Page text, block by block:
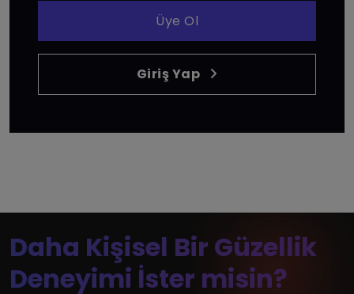
Üye Ol
Giriş Yap
Daha Kişisel Bir Güzellik
Deneyimi İster misin?